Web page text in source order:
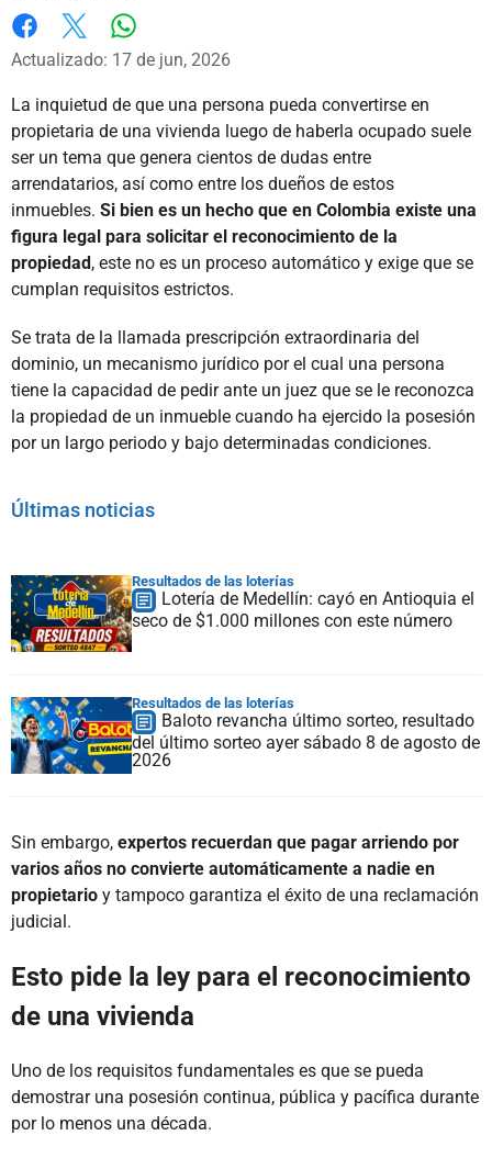
Facebook
X
Actualizado: 17 de jun, 2026
La inquietud de que una persona pueda convertirse en
propietaria de una vivienda luego de haberla ocupado suele
ser un tema que genera cientos de dudas entre
arrendatarios, así como entre los dueños de estos
inmuebles. Si bien es un hecho que en Colombia existe una
figura legal para solicitar el reconocimiento de la
propiedad, este no es un proceso automático y exige que se
cumplan requisitos estrictos.
Se trata de la llamada prescripción extraordinaria del
dominio, un mecanismo jurídico por el cual una persona
tiene la capacidad de pedir ante un juez que se le reconozca
la propiedad de un inmueble cuando ha ejercido la posesión
por un largo periodo y bajo determinadas condiciones.
Últimas noticias
Resultados de las loterías
Lotería de Medellín: cayó en Antioquia el
seco de $1.000 millones con este número
Resultados de las loterías
Baloto revancha último sorteo, resultado
del último sorteo ayer sábado 8 de agosto de
2026
Sin embargo, expertos recuerdan que pagar arriendo por
varios años no convierte automáticamente a nadie en
propietario y tampoco garantiza el éxito de una reclamación
judicial.
Esto pide la ley para el reconocimiento
de una vivienda
Uno de los requisitos fundamentales es que se pueda
demostrar una posesión continua, pública y pacífica durante
por lo menos una década.